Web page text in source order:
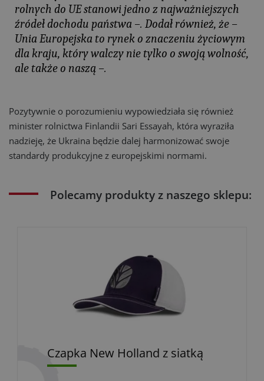
rolnych do UE stanowi jedno z najważniejszych
źródeł dochodu państwa –. Dodał również, że –
Unia Europejska to rynek o znaczeniu życiowym
dla kraju, który walczy nie tylko o swoją wolność,
ale także o naszą –.
Pozytywnie o porozumieniu wypowiedziała się również
minister rolnictwa Finlandii Sari Essayah, która wyraziła
nadzieję, że Ukraina będzie dalej harmonizować swoje
standardy produkcyjne z europejskimi normami.
Polecamy produkty z naszego sklepu:
Czapka New Holland z siatką